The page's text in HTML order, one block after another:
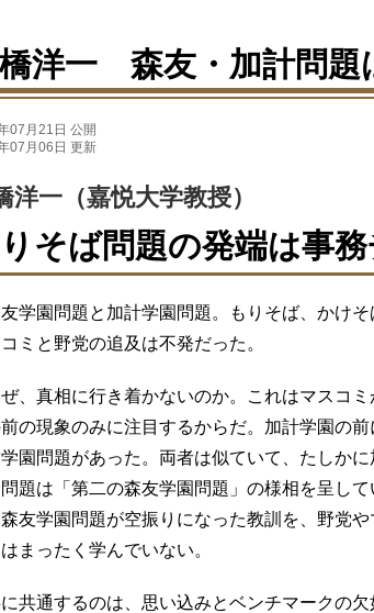
洋一 森友・加計問題
07月21日 公開
07月06日 更新
洋一（嘉悦大学教授）
そば問題の発端は事
学園問題と加計学園問題。もりそば、かけそ
ミと野党の追及は不発だった。
、真相に行き着かないのか。これはマスコミ
前の現象のみに注目するからだ。加計学園の前
園問題があった。両者は似ていて、たしかに
題は「第二の森友学園問題」の様相を呈して
友学園問題が空振りになった教訓を、野党や
まったく学んでいない。
共通するのは、思い込みとベンチマークの欠